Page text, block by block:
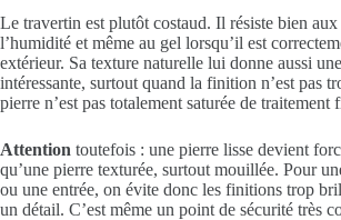
Le travertin est plutôt costaud. Il résiste bien aux
l’humidité et même au gel lorsqu’il est
extérieur. Sa texture naturelle lui donne aussi une
intéressante, surtout quand la finition n’est pas
pierre n’est pas totalement saturée de traitement
Attention toutefois : une pierre lisse devient
qu’une pierre texturée, surtout mouillée. Pour
ou une entrée, on évite donc les finitions trop
un détail. C’est même un point de sécurité très